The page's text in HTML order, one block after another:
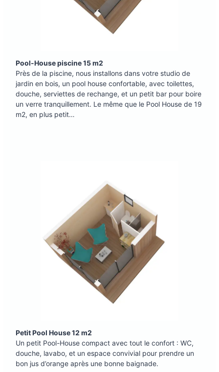
Pool-House piscine 15 m2
Près de la piscine, nous installons dans votre studio de
jardin en bois, un pool house confortable, avec toilettes,
douche, serviettes de rechange, et un petit bar pour boire
un verre tranquillement. Le même que le Pool House de 19
m2, en plus petit…
Petit Pool House 12 m2
Un petit Pool-House compact avec tout le confort : WC,
douche, lavabo, et un espace convivial pour prendre un
bon jus d’orange après une bonne baignade.